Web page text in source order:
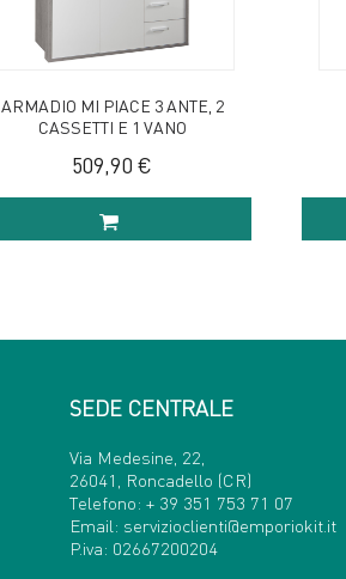
ARMADIO MI PIACE 3 ANTE, 2
CASSETTI E 1 VANO
509,90 €
SEDE CENTRALE
Via Medesine, 22,
26041, Roncadello (CR)
Telefono: + 39 351 753 71 07
Email: servizioclienti@emporiokit.it
P.iva: 02667200204